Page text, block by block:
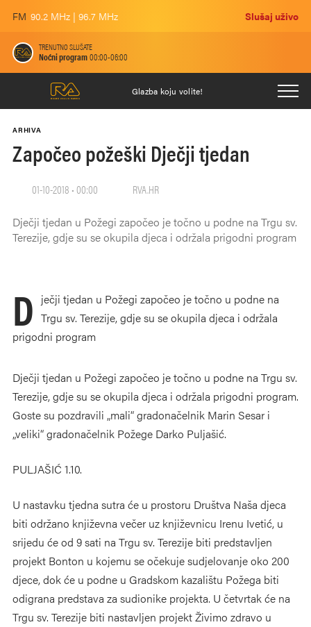
FM 90.2 MHz | 96.7 MHz Slušaj uživo
TRENUTNO SLUŠATE
Noćni program00:00-06:00
Glazba koju volite!
ARHIVA
Započeo požeški Dječji tjedan
01-10-2018 • 00:00 RVA.HR
Dječji tjedan u Požegi započeo je točno u podne na Trgu sv.
Terezije, gdje su se okupila djeca i održala prigodni program
D ječji tjedan u Požegi započeo je točno u podne na
Trgu sv. Terezije, gdje su se okupila djeca i održala
prigodni program
Dječji tjedan u Požegi započeo je točno u podne na Trgu sv.
Terezije, gdje su se okupila djeca i održala prigodni program.
Goste su pozdravili „mali“ gradonačelnik Marin Sesar i
„veliki“ gradonačelnik Požege Darko Puljašić.
PULJAŠIĆ 1.10.
U nastavku tjedna sutra će u prostoru Društva Naša djeca
biti održano književna večer uz književnicu Irenu Ivetić, u
srijedu će od 9 sati na Trgu sv. Terezije biti predstavljen
projekt Bonton u kojemu se očekuje sudjelovanje oko 200
djece, dok će u podne u Gradskom kazalištu Požega biti
odigrana predstava za sudionike projekta. U četvrtak će na
Trgu sv. Terezije biti nastavljen projekt Živimo zdravo u